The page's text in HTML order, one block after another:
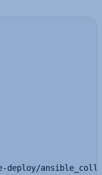
deploy/